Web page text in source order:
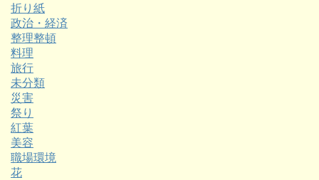
折り紙
政治・経済
整理整頓
料理
旅行
未分類
災害
祭り
紅葉
美容
職場環境
花